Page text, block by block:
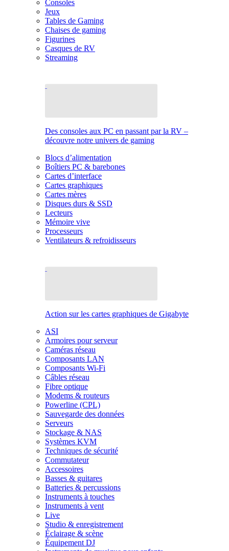
Consoles
Jeux
Tables de Gaming
Chaises de gaming
Figurines
Casques de RV
Streaming
Des consoles aux PC en passant par la RV –
découvre notre univers de gaming
Blocs d’alimentation
Boîtiers PC & barebones
Cartes d’interface
Cartes graphiques
Cartes mères
Disques durs & SSD
Lecteurs
Mémoire vive
Processeurs
Ventilateurs & refroidisseurs
Action sur les cartes graphiques de Gigabyte
ASI
Armoires pour serveur
Caméras réseau
Composants LAN
Composants Wi-Fi
Câbles réseau
Fibre optique
Modems & routeurs
Powerline (CPL)
Sauvegarde des données
Serveurs
Stockage & NAS
Systèmes KVM
Techniques de sécurité
Commutateur
Accessoires
Basses & guitares
Batteries & percussions
Instruments à touches
Instruments à vent
Live
Studio & enregistrement
Éclairage & scène
Équipement DJ